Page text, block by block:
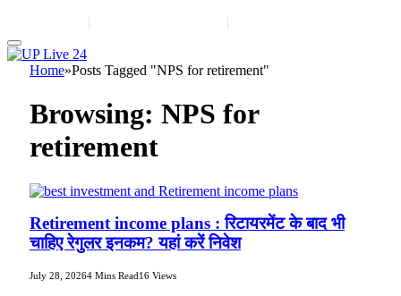
| |
Home»Posts Tagged "NPS for retirement"
Browsing: NPS for
retirement
Retirement income plans : रिटायरमेंट के बाद भी
चाहिए रेगुलर इनकम? यहां करें निवेश
July 28, 20264 Mins Read 16 Views